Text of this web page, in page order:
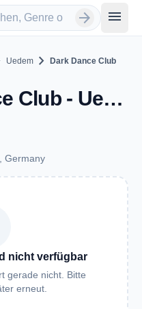
arrow_forward menu
Uedem chevron_right Dark Dance Club
Dark Dance Club - Uedem
Germany
nicht verfügbar
gerade nicht. Bitte
erneut.